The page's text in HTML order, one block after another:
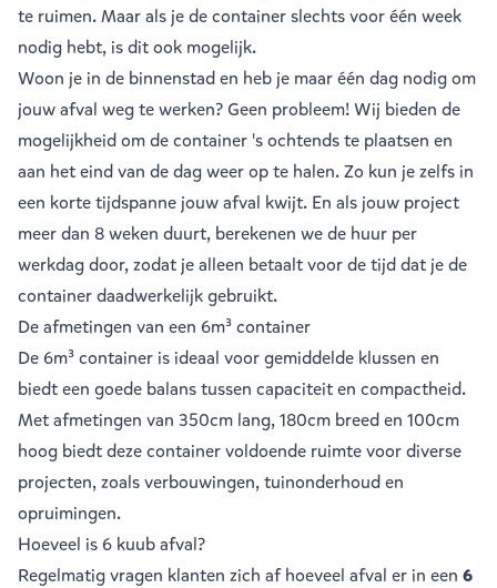
te ruimen. Maar als je de container slechts voor één week
nodig hebt, is dit ook mogelijk.
Woon je in de binnenstad en heb je maar één dag nodig om
jouw afval weg te werken? Geen probleem! Wij bieden de
mogelijkheid om de container 's ochtends te plaatsen en
aan het eind van de dag weer op te halen. Zo kun je zelfs in
een korte tijdspanne jouw afval kwijt. En als jouw project
meer dan 8 weken duurt, berekenen we de huur per
werkdag door, zodat je alleen betaalt voor de tijd dat je de
container daadwerkelijk gebruikt.
De afmetingen van een 6m³ container
De 6m³ container is ideaal voor gemiddelde klussen en
biedt een goede balans tussen capaciteit en compactheid.
Met afmetingen van 350cm lang, 180cm breed en 100cm
hoog biedt deze container voldoende ruimte voor diverse
projecten, zoals verbouwingen, tuinonderhoud en
opruimingen.
Hoeveel is 6 kuub afval?
Regelmatig vragen klanten zich af hoeveel afval er in een 6